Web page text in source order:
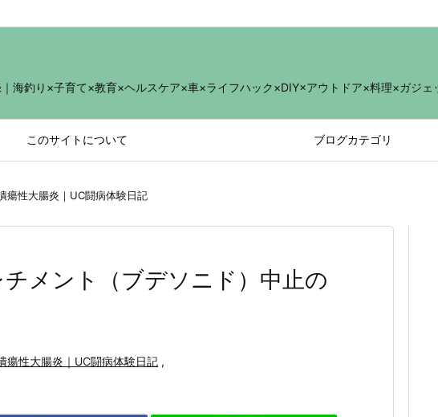
海釣り×子育て×教育×ヘルスケア×車×ライフハック×DIY×アウトドア×料理×ガジェ
このサイトについて ブログカテゴリ
瘍性大腸炎｜UC闘病体験日記
メント（ブデソニド）中止の
瘍性大腸炎｜UC闘病体験日記 ,